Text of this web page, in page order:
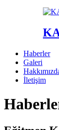
Haberler
Galeri
İletişim